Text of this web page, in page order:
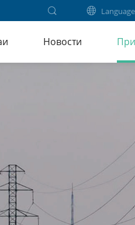
Language
Новости